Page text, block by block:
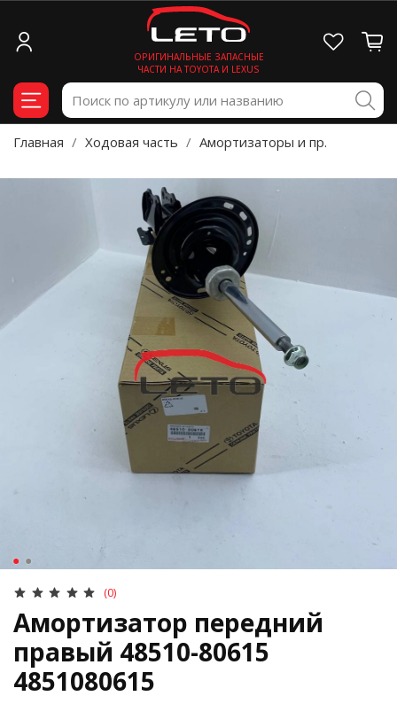
ОРИГИНАЛЬНЫЕ ЗАПАСНЫЕ
ЧАСТИ НА TOYOTA И LEXUS
Главная Ходовая часть Амортизаторы и пр.
(0)
Амортизатор передний
правый 48510-80615
4851080615